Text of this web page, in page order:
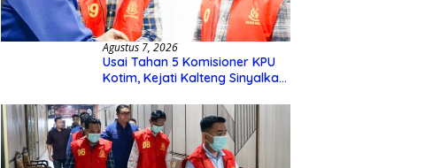
Agustus 7, 2026
Usai Tahan 5 Komisioner KPU
Kotim, Kejati Kalteng Sinyalkan
Hibah Rp40 Miliar